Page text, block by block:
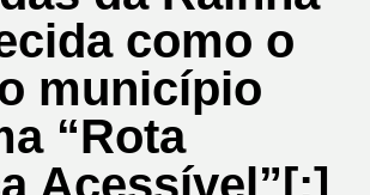
como o
município
“Rota
Acessível”[:]